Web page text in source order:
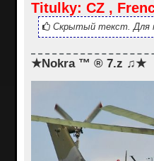
Titulky: CZ ,
Скрытый текст. Для
★Nokra ™ ® 7.z ♫★